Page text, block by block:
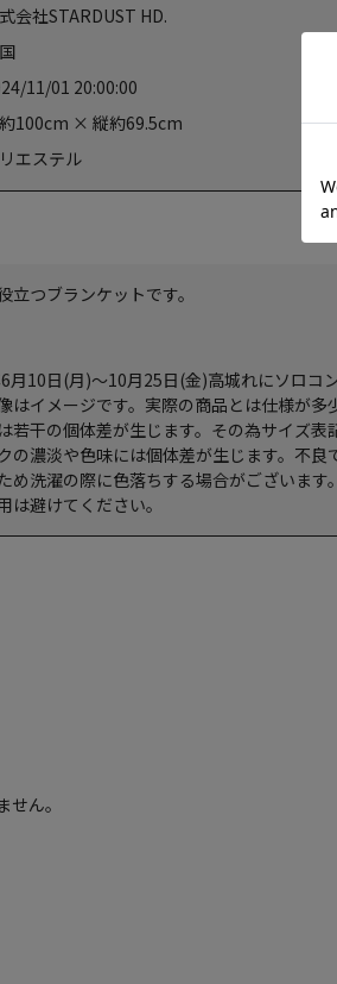
会社STARDUST HD.
11/01 20:00:00
100cm × 縦約69.5cm
エステル
立つブランケットです。
10日(月)～10月25日(金)高城れにソロコ
イメージです。実際の商品とは仕様が多
干の個体差が生じます。その為サイズ表
濃淡や色味には個体差が生じます。不良
洗濯の際に色落ちする場合がございます
避けてください。
ん。